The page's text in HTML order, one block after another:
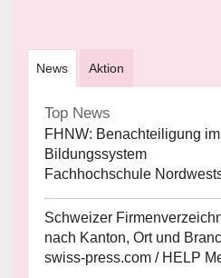
News Aktion
Top News
FHNW: Benachteiligung
Bildungssystem
Fachhochschule
Schweizer
nach Kanton, Ort und
swiss-press.com / HELP